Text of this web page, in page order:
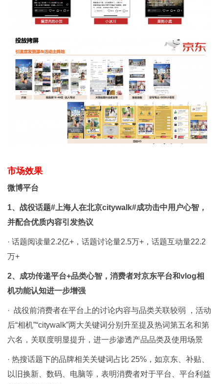
市场效果
微博平台
1、战役话题#上海人在北京citywalk#成功击中用户心智，
并配合优质内容引发热议
· 话题阅读量2.2亿+，话题讨论量2.5万+，话题互动量22.2
万+
2、成功传递平台+品类心智，消费者对京东平台和vlog相
机功能认知进一步增强
· 战役前消费者在平台上的讨论内容与品类关联较弱 ，活动
后“相机”“citywalk”两大关键词分别升至提及热词第五名和第
六名，关联度明显提升，进一步渗透产品品类及使用场景
· 热搜话题下的品牌相关关键词占比 25%，如京东、补贴、
以旧换新、数码、电脑等，表明消费者对于平台、平台利益